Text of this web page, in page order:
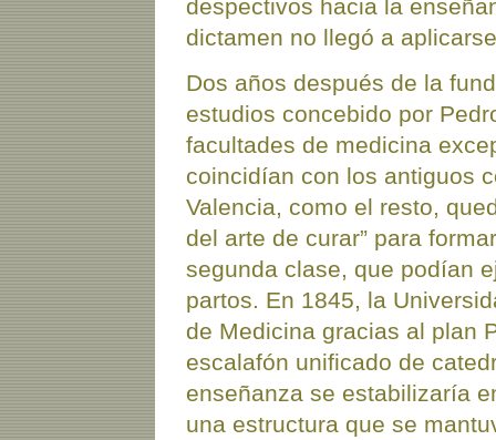
despectivos hacia la
dictamen no llegó a
Dos años después de la
estudios concebido por
facultades de medicina
coincidían con los antiguos
Valencia, como el resto,
del arte de curar” para
segunda clase, que podían
partos. En 1845, la
de Medicina gracias al plan
escalafón unificado de
enseñanza se estabilizaría
una estructura que se